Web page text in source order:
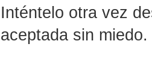
Inténtelo otra vez
aceptada sin miedo.